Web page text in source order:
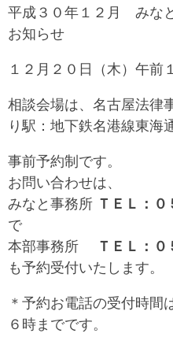
平成３０年１２月 みな
お知らせ
１２月２０日（木）午前
相談会場は、名古屋法律
り駅：地下鉄名港線東海
事前予約制です。
お問い合わせは、
みなと事務所 ＴＥＬ：
で
本部事務所
ＴＥＬ：
も予約受付いたします。
＊予約お電話の受付時間
６時までです。